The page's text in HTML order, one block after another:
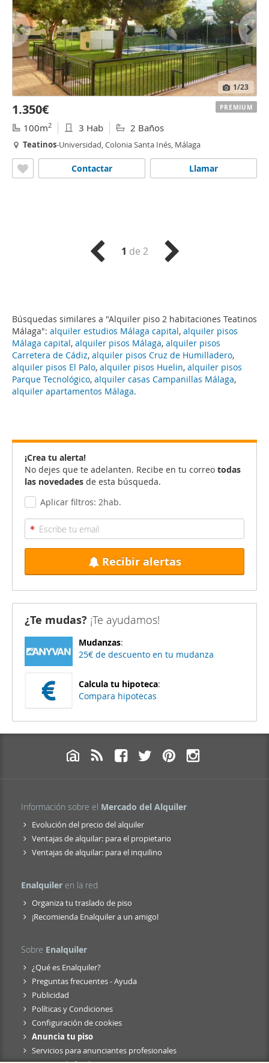
Búsquedas similares a "Alquiler piso 2 habitaciones Teatinos
Málaga": alquiler estudios Málaga capital, alquiler pisos
Málaga capital, alquiler pisos Málaga, alquiler pisos
Carretera de Cádiz, alquiler pisos Cruz de Humilladero,
alquiler pisos El Palo, alquiler pisos Huelin, alquiler pisos
Parque Tecnológico, alquiler casas Campanillas Málaga,
alquiler apartamentos Málaga.
1/23
1.350€
100m2 3 Hab 2 Baños
Teatinos-Universidad, Colonia Santa Inés, Málaga
Llamar
Contactar
PREMIUM
1 de 2
¡Crea tu alerta!
No dejes que te adelanten. Recibe en tu correo todas
las novedades de esta búsqueda.
Aplicar filtros: 2hab.
Recibir alertas
¿Te mudas? ¡Te ayudamos!
Mudanzas:
25€ de descuento en tu mudanza
Calcula tu hipoteca:
Compara hipotecas
Información sobre el Mercado del Alquiler
Evolución del precio del alquiler
Ventajas de alquilar: para el propietario
Ventajas de alquilar: para el inquilino
Enalquiler en la red
Organiza tu traslado de piso
¡Recomienda Enalquiler a un amigo!
Sobre Enalquiler
¿Qué es Enalquiler?
Preguntas frecuentes - Ayuda
Publicidad
Políticas y Condiciones
Configuración de cookies
Anuncia tu piso
Servicios para anunciantes profesionales